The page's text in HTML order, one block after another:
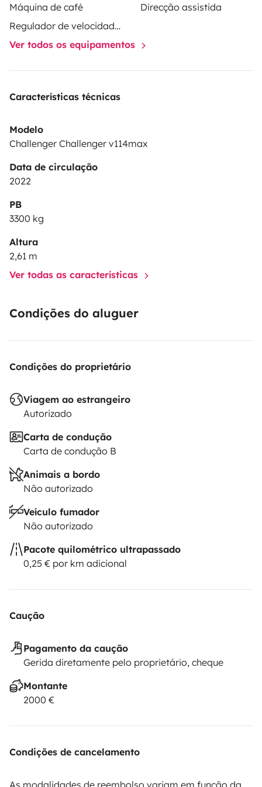
Máquina de café
Direcção assistida
Regulador de velocidade / Cruise Control
Ver todos os equipamentos
Características técnicas
Modelo
Challenger Challenger v114max
Data de circulação
2022
PB
3300 kg
Altura
2,61 m
Ver todas as características
Condições do aluguer
Condições do proprietário
Viagem ao estrangeiro
Autorizado
Carta de condução
Carta de condução B
Animais a bordo
Não autorizado
Veículo fumador
Não autorizado
Pacote quilométrico ultrapassado
0,25 € por km adicional
Caução
Pagamento da caução
Gerida diretamente pelo proprietário, cheque
Montante
2000 €
Condições de cancelamento
As modalidades de reembolso variam em função da